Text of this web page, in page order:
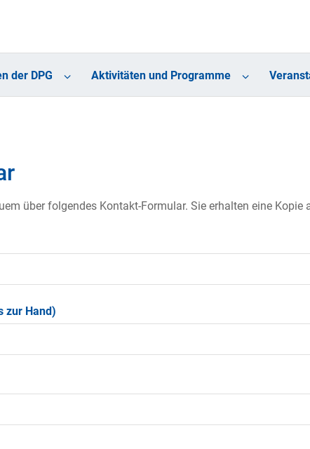
der DPG Aktivitäten und Programme
über folgendes Kontakt-Formular. Sie erhalten eine
zur Hand)